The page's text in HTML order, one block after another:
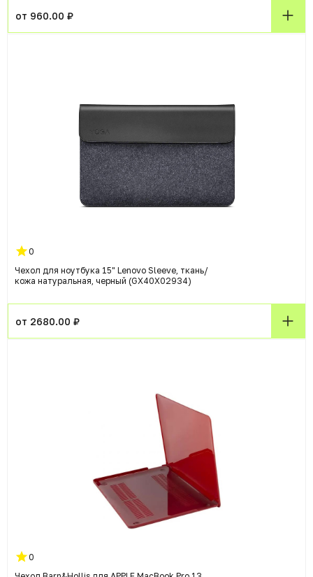
от 960.00 ₽
0
Чехол для ноутбука 15" Lenovo Sleeve, ткань/
кожа натуральная, черный (GX40X02934)
от 2680.00 ₽
0